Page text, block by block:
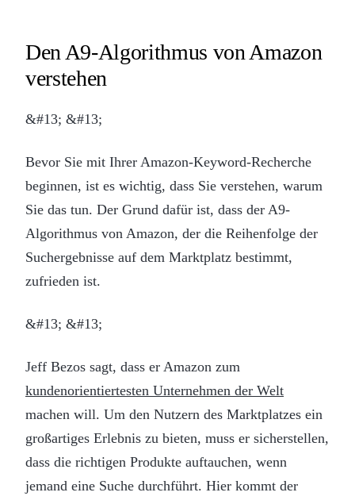
Den A9-Algorithmus von Amazon
verstehen
&#13; &#13;
Bevor Sie mit Ihrer Amazon-Keyword-Recherche
beginnen, ist es wichtig, dass Sie verstehen, warum
Sie das tun. Der Grund dafür ist, dass der A9-
Algorithmus von Amazon, der die Reihenfolge der
Suchergebnisse auf dem Marktplatz bestimmt,
zufrieden ist.
&#13; &#13;
Jeff Bezos sagt, dass er Amazon zum
kundenorientiertesten Unternehmen der Welt
machen will. Um den Nutzern des Marktplatzes ein
großartiges Erlebnis zu bieten, muss er sicherstellen,
dass die richtigen Produkte auftauchen, wenn
jemand eine Suche durchführt. Hier kommt der